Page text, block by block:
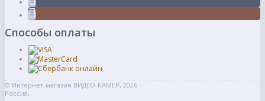
Способы оплаты
© Интернет-магазин ВИДЕО-КАМЕР, 2026
Россия,